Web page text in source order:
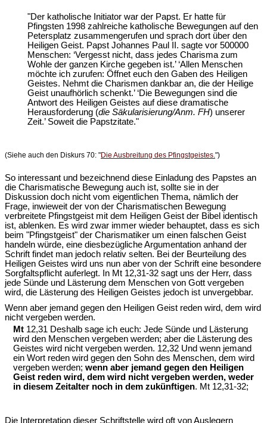
"Der katholische Initiator war der Papst. Er hatte für
Pfingsten 1998 zahlreiche katholische Bewegungen auf den
Petersplatz zusammengerufen und sprach dort über den
Heiligen Geist. Papst Johannes Paul II. sagte vor 500000
Menschen: ‘Vergesst nicht, dass jedes Charisma zum
Wohle der ganzen Kirche gegeben ist.’ ‘Allen Menschen
möchte ich zurufen: Öffnet euch den Gaben des Heiligen
Geistes. Nehmt die Charismen dankbar an, die der Heilige
Geist unaufhörlich schenkt.’ ‘Die Bewegungen sind die
Antwort des Heiligen Geistes auf diese dramatische
Herausforderung (die Säkularisierung/Anm. FH) unserer
Zeit.’ Soweit die Papstzitate."
(Siehe auch den Diskurs 70: "Die Ausbreitung des Pfingstgeistes.")
So interessant und bezeichnend diese Einladung des Papstes an
die Charismatische Bewegung auch ist, sollte sie in der
Diskussion doch nicht vom eigentlichen Thema, nämlich der
Frage, inwieweit der von der Charismatischen Bewegung
verbreitete Pfingstgeist mit dem Heiligen Geist der Bibel identisch
ist, ablenken. Es wird zwar immer wieder behauptet, dass es sich
beim "Pfingstgeist" der Charismatiker um einen falschen Geist
handeln würde, eine diesbezügliche Argumentation anhand der
Schrift findet man jedoch relativ selten. Bei der Beurteilung des
Heiligen Geistes wird uns nun aber von der Schrift eine besondere
Sorgfaltspflicht auferlegt. In Mt 12,31-32 sagt uns der Herr, dass
jede Sünde und Lästerung dem Menschen von Gott vergeben
wird, die Lästerung des Heiligen Geistes jedoch ist unvergebbar.
Wenn aber jemand gegen den Heiligen Geist reden wird, dem wird
nicht vergeben werden.
Mt 12,31 Deshalb sage ich euch: Jede Sünde und Lästerung
wird den Menschen vergeben werden; aber die Lästerung des
Geistes wird nicht vergeben werden. 12,32 Und wenn jemand
ein Wort reden wird gegen den Sohn des Menschen, dem wird
vergeben werden; wenn aber jemand gegen den Heiligen
Geist reden wird, dem wird nicht vergeben werden, weder
in diesem Zeitalter noch in dem zukünftigen. Mt 12,31-32;
Die Interpretation dieser Schriftstelle wird oft von Auslegern